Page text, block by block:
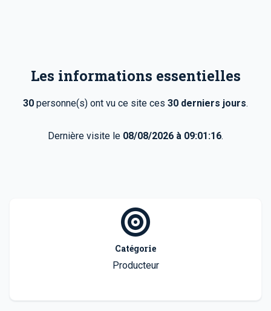
Les informations essentielles
30 personne(s) ont vu ce site ces 30 derniers jours.
Dernière visite le 08/08/2026 à 09:01:16.
Catégorie
Producteur